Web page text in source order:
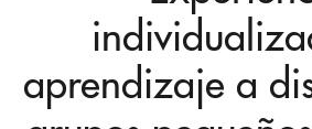
aprendizaje a